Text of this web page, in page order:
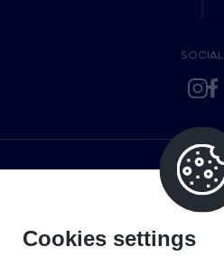
SOCIAL
Cookies settings